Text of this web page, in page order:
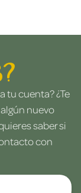
tu cuenta? ¿Te
nuevo
saber si
con